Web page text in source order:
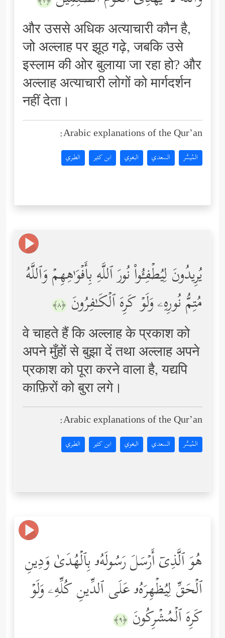
और उससे अधिक अत्याचारी कौन है,
जो अल्लाह पर झूठ गढ़े, जबकि उसे
इस्लाम की ओर बुलाया जा रहा हो? और
अल्लाह अत्याचारी लोगों को मार्गदर्शन
नहीं देता।
Arabic explanations of the Qur’an:
المُيسَّر السعدي البغوي ابن كثير الطبري
یُرِیدُونَ لِیُطۡفِـُٔواْ نُورَ ٱللَّهِ بِأَفۡوَ ٰ⁠هِهِمۡ وَٱللَّهُ
مُتِمُّ نُورِهِۦ وَلَوۡ كَرِهَ ٱلۡكَـٰفِرُونَ ﴿٨﴾
वे चाहते हैं कि अल्लाह के प्रकाश को
अपने मुँहों से बुझा दें तथा अल्लाह अपने
प्रकाश को पूरा करने वाला है, यद्यपि
काफ़िरों को बुरा लगे।
Arabic explanations of the Qur’an:
المُيسَّر السعدي البغوي ابن كثير الطبري
هُوَ ٱلَّذِیۤ أَرۡسَلَ رَسُولَهُۥ بِٱلۡهُدَىٰ وَدِینِ
ٱلۡحَقِّ لِیُظۡهِرَهُۥ عَلَى ٱلدِّینِ كُلِّهِۦ وَلَوۡ
كَرِهَ ٱلۡمُشۡرِكُونَ ﴿٩﴾